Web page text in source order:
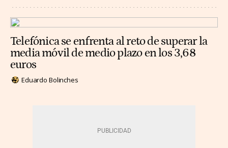
Telefónica se enfrenta al reto de superar la
media móvil de medio plazo en los 3,68
euros
Eduardo Bolinches